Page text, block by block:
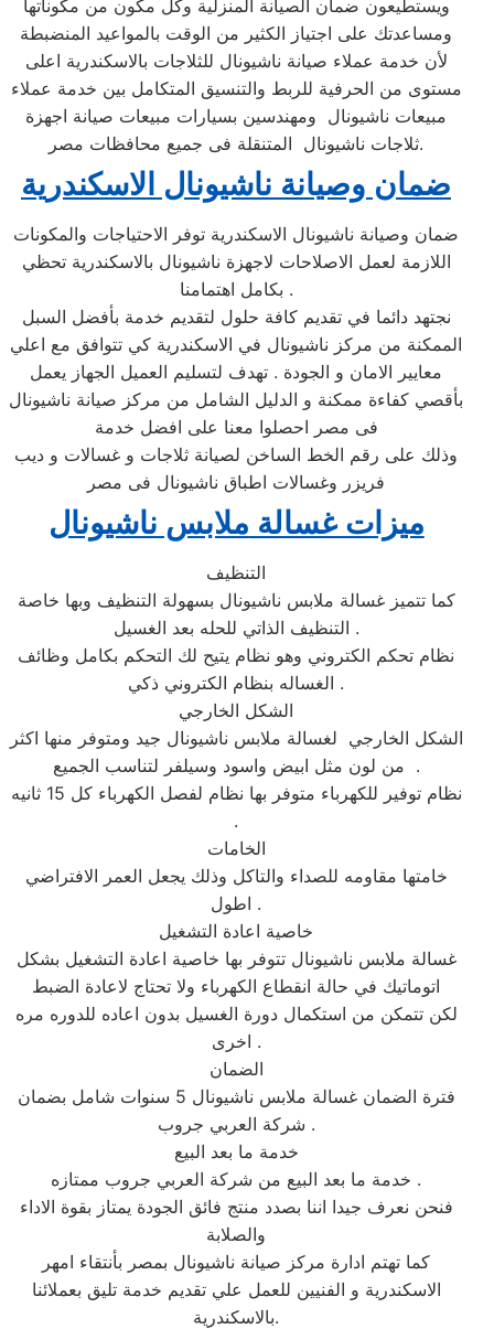
ويستطيعون ضمان الصيانة المنزلية وكل مكون من مكوناتها
ومساعدتك على اجتياز الكثير من الوقت بالمواعيد المنضبطة
لأن خدمة عملاء صيانة ناشيونال للثلاجات بالاسكندرية اعلى
مستوى من الحرفية للربط والتنسيق المتكامل بين خدمة عملاء
مبيعات ناشيونال ومهندسين بسيارات مبيعات صيانة اجهزة
ثلاجات ناشيونال المتنقلة فى جميع محافظات مصر.
ضمان وصيانة ناشيونال الاسكندرية
ضمان وصيانة ناشيونال الاسكندرية توفر الاحتياجات والمكونات
اللازمة لعمل الاصلاحات لاجهزة ناشيونال بالاسكندرية تحظي
بكامل اهتمامنا .
نجتهد دائما في تقديم كافة حلول لتقديم خدمة بأفضل السبل
الممكنة من مركز ناشيونال في الاسكندرية كي تتوافق مع اعلي
معايير الامان و الجودة . تهدف لتسليم العميل الجهاز يعمل
بأقصي كفاءة ممكنة و الدليل الشامل من مركز صيانة ناشيونال
فى مصر احصلوا معنا على افضل خدمة
وذلك على رقم الخط الساخن لصيانة ثلاجات و غسالات و ديب
فريزر وغسالات اطباق ناشيونال فى مصر
ميزات غسالة ملابس ناشيونال
التنظيف
كما تتميز غسالة ملابس ناشيونال بسهولة التنظيف وبها خاصة
التنظيف الذاتي للحله بعد الغسيل .
نظام تحكم الكتروني وهو نظام يتيح لك التحكم بكامل وظائف
الغساله بنظام الكتروني ذكي .
الشكل الخارجي
الشكل الخارجي لغسالة ملابس ناشيونال جيد ومتوفر منها اكثر
من لون مثل ابيض واسود وسيلفر لتناسب الجميع .
نظام توفير للكهرباء متوفر بها نظام لفصل الكهرباء كل 15 ثانيه
.
الخامات
خامتها مقاومه للصداء والتاكل وذلك يجعل العمر الافتراضي
اطول .
خاصية اعادة التشغيل
غسالة ملابس ناشيونال تتوفر بها خاصية اعادة التشغيل بشكل
اتوماتيك في حالة انقطاع الكهرباء ولا تحتاج لاعادة الضبط
لكن تتمكن من استكمال دورة الغسيل بدون اعاده للدوره مره
اخرى .
الضمان
فترة الضمان غسالة ملابس ناشيونال 5 سنوات شامل بضمان
شركة العربي جروب .
خدمة ما بعد البيع
خدمة ما بعد البيع من شركة العربي جروب ممتازه .
فنحن نعرف جيدا اننا بصدد منتج فائق الجودة يمتاز بقوة الاداء
والصلابة
كما تهتم ادارة مركز صيانة ناشيونال بمصر بأنتقاء امهر
الاسكندرية و الفنيين للعمل علي تقديم خدمة تليق بعملائنا
بالاسكندرية.